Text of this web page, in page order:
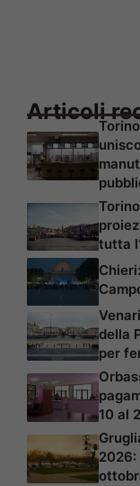
Articoli
tutta
della
per
10 al
2026: